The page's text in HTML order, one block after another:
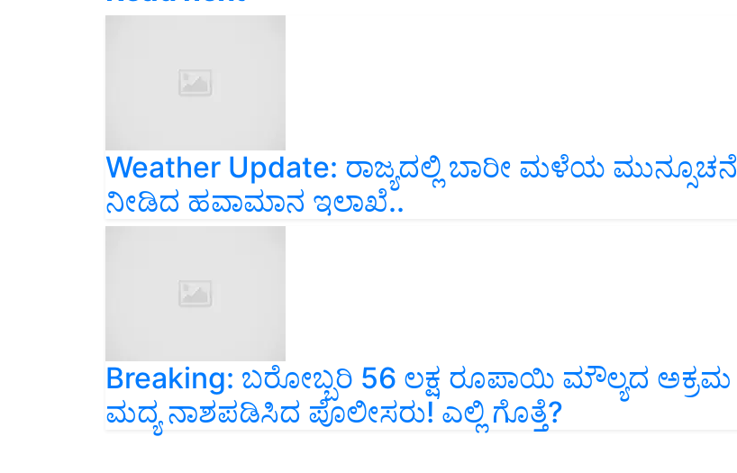
Weather Update: ರಾಜ್ಯದಲ್ಲಿ ಬಾರೀ ಮಳೆಯ ಮುನ್ಸೂಚನೆ
ನೀಡಿದ ಹವಾಮಾನ ಇಲಾಖೆ..
Breaking: ಬರೋಬ್ಬರಿ 56 ಲಕ್ಷ ರೂಪಾಯಿ ಮೌಲ್ಯದ ಅಕ್ರಮ
ಮದ್ಯ ನಾಶಪಡಿಸಿದ ಪೊಲೀಸರು! ಎಲ್ಲಿ ಗೊತ್ತೆ?